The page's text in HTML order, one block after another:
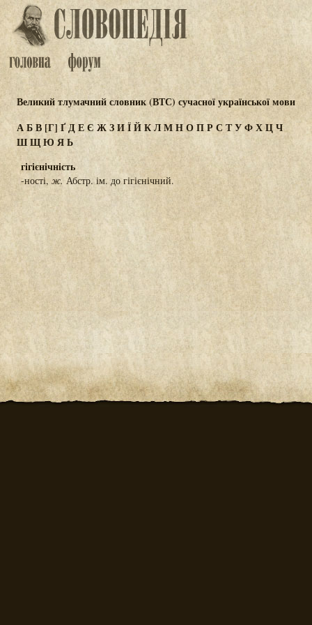
Великий тлумачний словник (ВТС) сучасної української мови
АБВ[Г] ҐДЕЄ ЖЗИЇЙКЛМНОПР СТУФХЦЧ
ШЩЮЯЬ
гігієнічність
-ності, ж. Абстр. ім. до гігієнічний.